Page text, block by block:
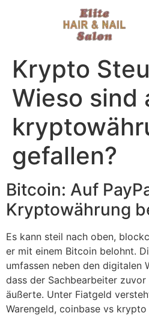
Krypto
Wieso sind
gefallen?
Bitcoin: Auf
Kryptowährung
Es kann steil nach oben,
er mit einem Bitcoin belohnt.
umfassen neben den digitalen
dass der Sachbearbeiter zuvor
äußerte. Unter Fiatgeld
Warengeld, coinbase vs